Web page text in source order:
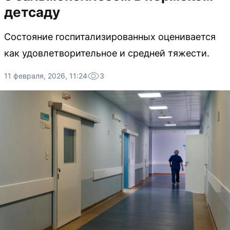
детсаду
Состояние госпитализированных оценивается
как удовлетворительное и средней тяжести.
11 февраля, 2026, 11:24 3